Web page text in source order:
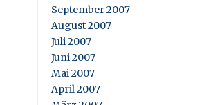
September 2007
August 2007
Juli 2007
Juni 2007
Mai 2007
April 2007